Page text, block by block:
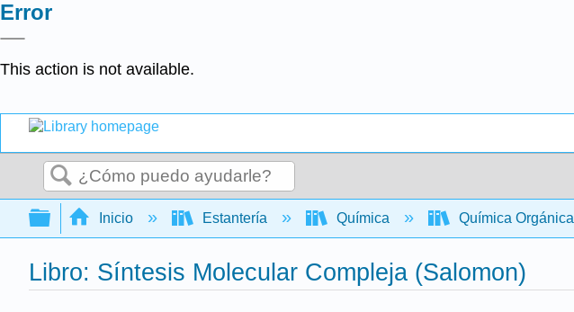
Error
This action is not available.
Buscar
Expandir/contraer jerarquía global
Inicio Estantería Química Química Orgánica
Libro: Síntesis Molecular Compleja (Salomon)